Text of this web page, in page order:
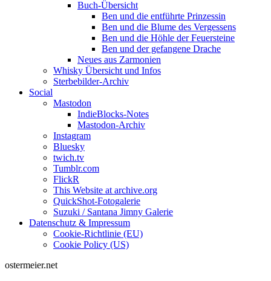
Buch-Übersicht
Ben und die entführte Prinzessin
Ben und die Blume des Vergessens
Ben und die Höhle der Feuersteine
Ben und der gefangene Drache
Neues aus Zarmonien
Whisky Übersicht und Infos
Sterbebilder-Archiv
Social
Mastodon
IndieBlocks-Notes
Mastodon-Archiv
Instagram
Bluesky
twich.tv
Tumblr.com
FlickR
This Website at archive.org
QuickShot-Fotogalerie
Suzuki / Santana Jimny Galerie
Datenschutz & Impressum
Cookie-Richtlinie (EU)
Cookie Policy (US)
ostermeier.net